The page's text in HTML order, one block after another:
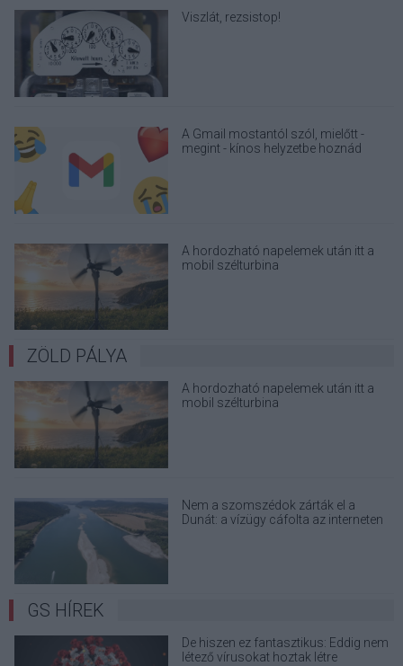
Viszlát, rezsistop!
A Gmail mostantól szól, mielőtt -
megint - kínos helyzetbe hoznád
A hordozható napelemek után itt a
mobil szélturbina
ZÖLD PÁLYA
A hordozható napelemek után itt a
mobil szélturbina
Nem a szomszédok zárták el a
Dunát: a vízügy cáfolta az interneten
GS HÍREK
De hiszen ez fantasztikus: Eddig nem
létező vírusokat hoztak létre